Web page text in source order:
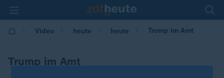
Video heute heute Trump im Amt
Trump im Amt